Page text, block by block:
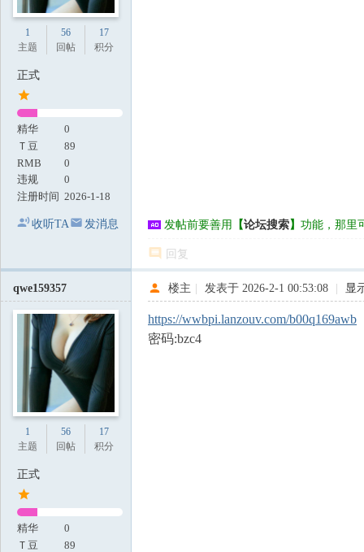
1
主题
56
回帖
17
积分
正式
精华
0
Ｔ豆
89
RMB
0
违规
0
注册时间 2026-1-18
收听TA 发消息 发帖前要善用 【论坛搜索】 功能，那里
回复
qwe159357
1
主题
56
回帖
17
积分
正式
精华
0
Ｔ豆
89
楼主 发表于 2026-2-1 00:53:08 显
https://wwbpi.lanzouv.com/b00q169awb
密码:bzc4